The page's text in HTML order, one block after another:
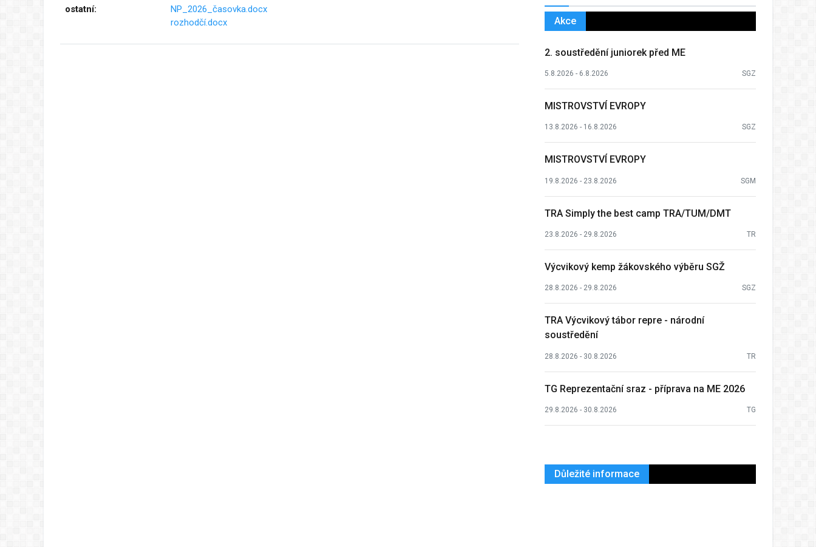
ostatní:
NP_2026_časovka.docx
rozhodčí.docx
Akce
2. soustředění juniorek před ME
5.8.2026 - 6.8.2026 SGZ
MISTROVSTVÍ EVROPY
13.8.2026 - 16.8.2026 SGZ
MISTROVSTVÍ EVROPY
19.8.2026 - 23.8.2026 SGM
TRA Simply the best camp TRA/TUM/DMT
23.8.2026 - 29.8.2026 TR
Výcvikový kemp žákovského výběru SGŽ
28.8.2026 - 29.8.2026 SGZ
TRA Výcvikový tábor repre - národní
soustředění
28.8.2026 - 30.8.2026 TR
TG Reprezentační sraz - příprava na ME 2026
29.8.2026 - 30.8.2026 TG
Důležité informace